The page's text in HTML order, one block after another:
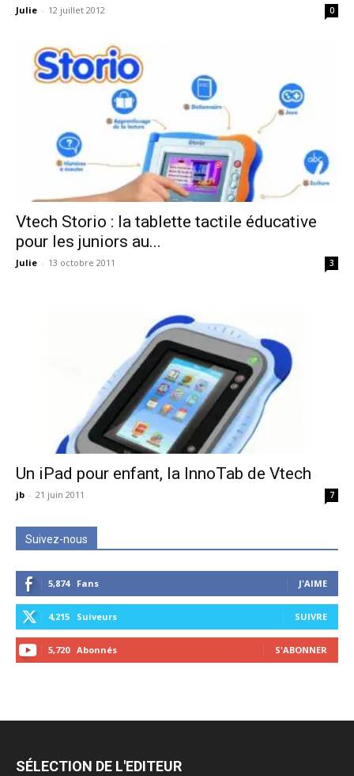
Julie - 12 juillet 2012 0
Vtech Storio : la tablette tactile éducative
pour les juniors au...
Julie - 13 octobre 2011 3
Un iPad pour enfant, la InnoTab de Vtech
jb - 21 juin 2011 7
Suivez-nous
5,874 Fans J'AIME
4,215 Suiveurs SUIVRE
5,720 Abonnés S'ABONNER
SÉLECTION DE L'EDITEUR